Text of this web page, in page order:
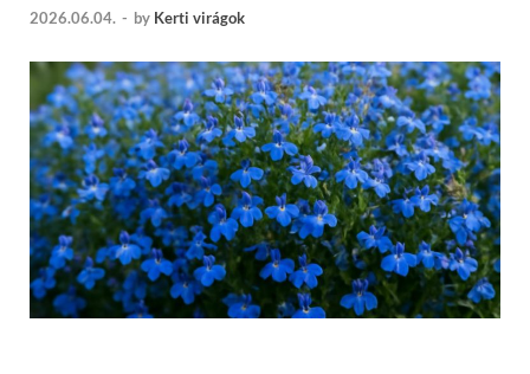
2026.06.04. - by Kerti virágok